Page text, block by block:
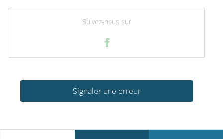
Suivez-nous sur
Signaler une erreur